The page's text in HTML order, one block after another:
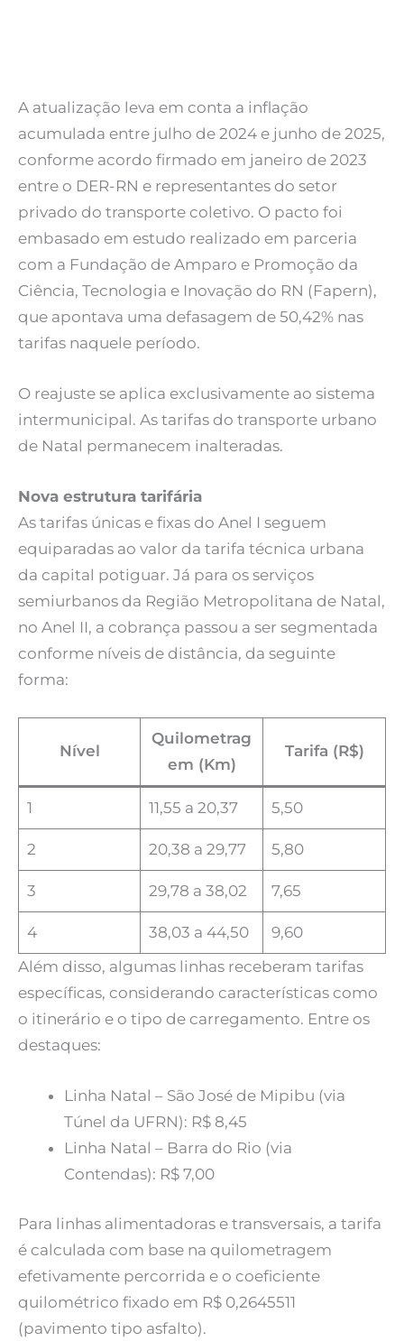
A atualização leva em conta a inflação
acumulada entre julho de 2024 e junho de 2025,
conforme acordo firmado em janeiro de 2023
entre o DER-RN e representantes do setor
privado do transporte coletivo. O pacto foi
embasado em estudo realizado em parceria
com a Fundação de Amparo e Promoção da
Ciência, Tecnologia e Inovação do RN (Fapern),
que apontava uma defasagem de 50,42% nas
tarifas naquele período.
O reajuste se aplica exclusivamente ao sistema
intermunicipal. As tarifas do transporte urbano
de Natal permanecem inalteradas.
Nova estrutura tarifária
As tarifas únicas e fixas do Anel I seguem
equiparadas ao valor da tarifa técnica urbana
da capital potiguar. Já para os serviços
semiurbanos da Região Metropolitana de Natal,
no Anel II, a cobrança passou a ser segmentada
conforme níveis de distância, da seguinte
forma:
Nível
Quilometrag
em (Km)
Tarifa (R$)
1 11,55 a 20,37 5,50
2 20,38 a 29,77 5,80
3 29,78 a 38,02 7,65
4 38,03 a 44,50
9,60
Além disso, algumas linhas receberam tarifas
específicas, considerando características como
o itinerário e o tipo de carregamento. Entre os
destaques:
Linha Natal – São José de Mipibu (via
Túnel da UFRN): R$ 8,45
Linha Natal – Barra do Rio (via
Contendas): R$ 7,00
Para linhas alimentadoras e transversais, a tarifa
é calculada com base na quilometragem
efetivamente percorrida e o coeficiente
quilométrico fixado em R$ 0,2645511
(pavimento tipo asfalto).